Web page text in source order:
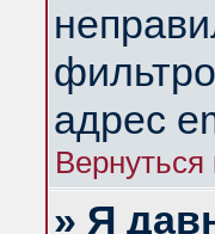
адрес
Вернуться
» Я